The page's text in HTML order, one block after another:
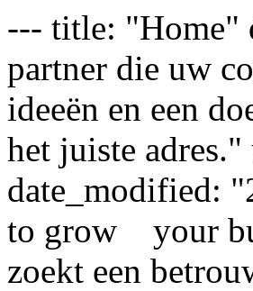
--- title: "Home"
partner die uw
ideeën en een
het juiste
date_modified:
to grow your
zoekt een